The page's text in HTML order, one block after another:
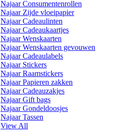
Najaar Consumentenrollen
Najaar Zijde vloeipapier
Najaar Cadeaulinten
Najaar Cadeaukaartjes
Najaar Wenskaarten
Najaar Wenskaarten gevouwen
Najaar Cadeaulabels
Najaar Stickers
Najaar Raamstickers
Najaar Papieren zakken
Najaar Cadeauzakjes
Najaar Gift bags
Najaar Gondeldoosjes
Najaar Tassen
View All